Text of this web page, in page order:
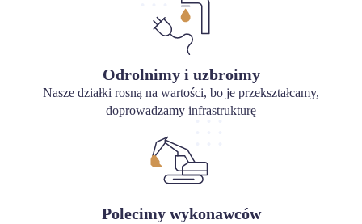
Odrolnimy i uzbroimy
Nasze działki rosną na wartości, bo je przekształcamy,
doprowadzamy infrastrukturę
Polecimy wykonawców